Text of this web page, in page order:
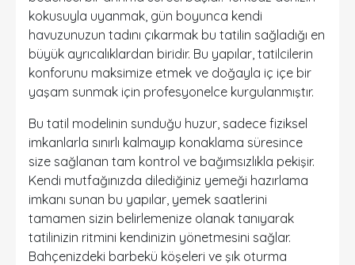
kokusuyla uyanmak, gün boyunca kendi
havuzunuzun tadını çıkarmak bu tatilin sağladığı en
büyük ayrıcalıklardan biridir. Bu yapılar, tatilcilerin
konforunu maksimize etmek ve doğayla iç içe bir
yaşam sunmak için profesyonelce kurgulanmıştır.
Bu tatil modelinin sunduğu huzur, sadece fiziksel
imkanlarla sınırlı kalmayıp konaklama süresince
size sağlanan tam kontrol ve bağımsızlıkla pekişir.
Kendi mutfağınızda dilediğiniz yemeği hazırlama
imkanı sunan bu yapılar, yemek saatlerini
tamamen sizin belirlemenize olanak tanıyarak
tatilinizin ritmini kendinizin yönetmesini sağlar.
Bahçenizdeki barbekü köşeleri ve şık oturma